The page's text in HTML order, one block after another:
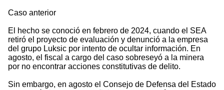
Caso anterior
El hecho se conoció en febrero de 2024, cuando el SEA
retiró el proyecto de evaluación y denunció a la empresa
del grupo Luksic por intento de ocultar información. En
agosto, el fiscal a cargo del caso sobreseyó a la minera
por no encontrar acciones constitutivas de delito.
Sin embargo, en agosto el Consejo de Defensa del Estado